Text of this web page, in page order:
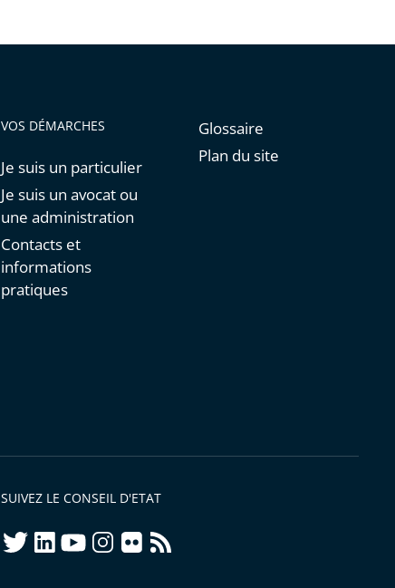
VOS DÉMARCHES
Je suis un particulier
Je suis un avocat ou
une administration
Contacts et
informations
pratiques
Glossaire
Plan du site
SUIVEZ LE CONSEIL D'ETAT
twitterlinkedInyoutubeinstagram
flickrrss